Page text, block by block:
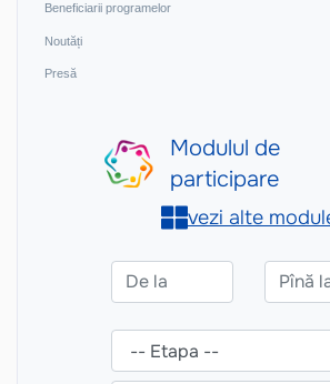
Beneficiarii programelor
Noutăți
Presă